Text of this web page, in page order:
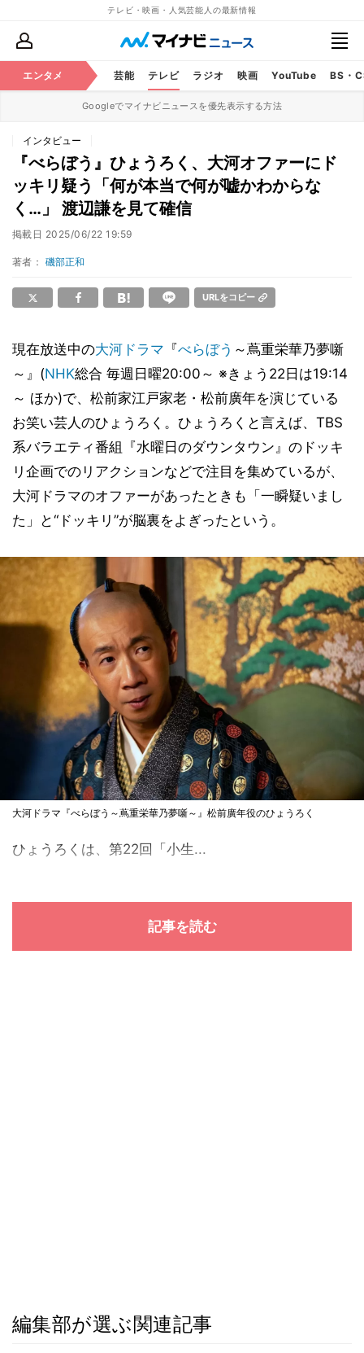
テレビ・映画・人気芸能人の最新情報
エンタメ 芸能 テレビ ラジオ 映画 YouTube BS・
Googleでマイナビニュースを優先表示する方法
インタビュー
『べらぼう』ひょうろく、大河オファーにド
ッキリ疑う「何が本当で何が嘘かわからな
く…」 渡辺謙を見て確信
掲載日 2025/06/22 19:59
著者： 磯部正和
URLをコピー
現在放送中の大河ドラマ 『べらぼう ～蔦重栄華乃夢噺
～』(NHK総合 毎週日曜20:00～ ※きょう22日は19:14
～ ほか)で、松前家江戸家老・松前廣年を演じている
お笑い芸人のひょうろく。ひょうろくと言えば、TBS
系バラエティ番組『水曜日のダウンタウン』のドッキ
リ企画でのリアクションなどで注目を集めているが、
大河ドラマのオファーがあったときも「一瞬疑いまし
た」と“ドッキリ”が脳裏をよぎったという。
大河ドラマ『べらぼう～蔦重栄華乃夢噺～』松前廣年役のひょうろく
ひょうろくは、第22回「小生...
記事を読む
編集部が選ぶ関連記事